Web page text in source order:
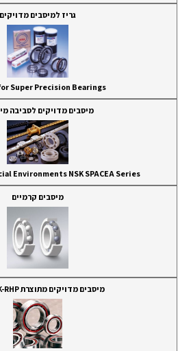
גריז למיסבים מדויקים
Super Precision Bearings
מיסבים מדויקים לסביבה
Environments NSK SPACEA Series
מיסבים קרמיים
מיסבים מדויקים מתוצרת RHP NSK-RHP